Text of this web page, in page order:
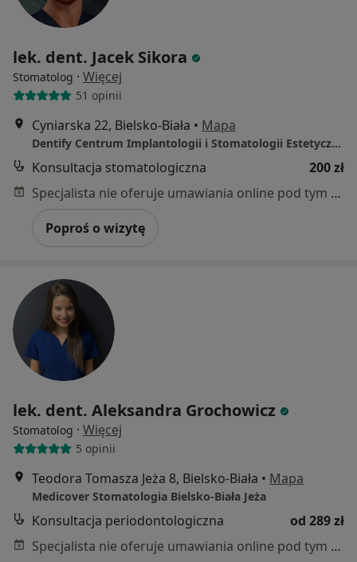
lek. dent. Jacek Sikora
Stomatolog · Więcej
51 opinii
Cyniarska 22, Bielsko-Biała • Mapa
Dentify Centrum Implantologii i Stomatologii Estetycznej
Konsultacja stomatologiczna
200 zł
Specjalista nie oferuje umawiania online pod tym adresem.
Poproś o wizytę
lek. dent. Aleksandra Grochowicz
Stomatolog · Więcej
5 opinii
Teodora Tomasza Jeża 8, Bielsko-Biała • Mapa
Medicover Stomatologia Bielsko-Biała Jeża
Konsultacja periodontologiczna
od 289 zł
Specjalista nie oferuje umawiania online pod tym adresem.